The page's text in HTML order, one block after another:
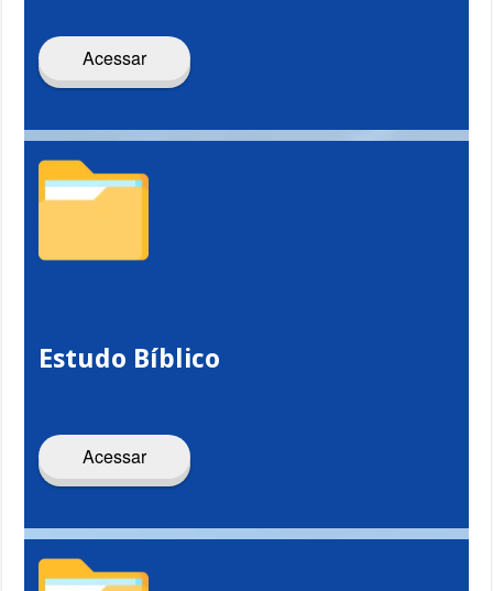
Acessar
Estudo Bíblico
Acessar